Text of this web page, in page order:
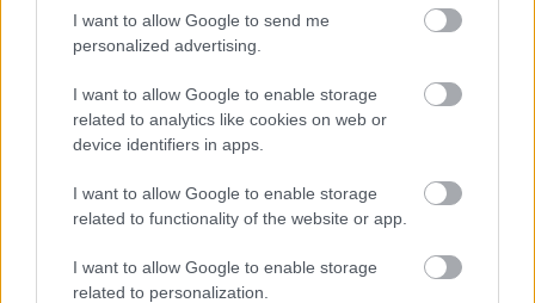
I want to allow Google to send me
personalized advertising.
I want to allow Google to enable storage
related to analytics like cookies on web or
device identifiers in apps.
I want to allow Google to enable storage
related to functionality of the website or app.
I want to allow Google to enable storage
related to personalization.
SZAVAKKAL FESTENI